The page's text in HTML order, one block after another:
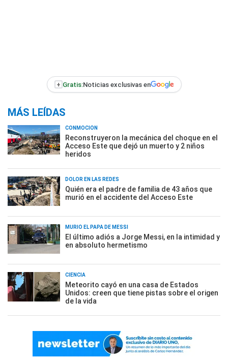
+ Gratis:Noticias exclusivas en
MÁS LEÍDAS
CONMOCIÓN
Reconstruyeron la mecánica del choque en el
Acceso Este que dejó un muerto y 2 niños
heridos
DOLOR EN LAS REDES
Quién era el padre de familia de 43 años que
murió en el accidente del Acceso Este
MURIÓ EL PAPÁ DE MESSI
El último adiós a Jorge Messi, en la intimidad y
en absoluto hermetismo
CIENCIA
Meteorito cayó en una casa de Estados
Unidos: creen que tiene pistas sobre el origen
de la vida